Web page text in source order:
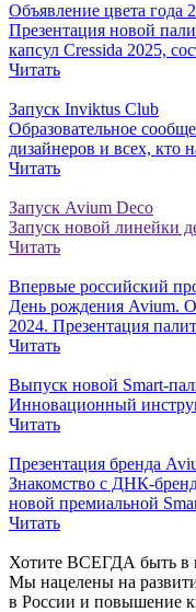
Объявление цвета года
Презентация новой
капсул Cressida 2025,
Читать
Запуск Inviktus Club
Образовательное
дизайнеров и всех, кто
Читать
Запуск Avium Deco
Запуск новой линейки
Читать
Впервые российский
День рождения Avium.
2024. Презентация
Читать
Выпуск новой Smart-
Инновационный
Читать
Презентация бренда
Знакомство с ДНК-
новой премиальной
Читать
Хотите ВСЕГДА быть в
Мы нацелены на
в России и повышение